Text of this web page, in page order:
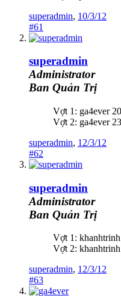
superadmin, 10/3/12
#61
superadmin
Administrator
Ban Quản Trị
Vợt 1: ga4ever
Vợt 2: ga4ever
superadmin, 12/3/12
#62
superadmin
Administrator
Ban Quản Trị
Vợt 1:
Vợt 2:
superadmin, 12/3/12
#63